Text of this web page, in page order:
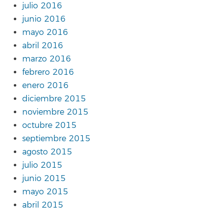
julio 2016
junio 2016
mayo 2016
abril 2016
marzo 2016
febrero 2016
enero 2016
diciembre 2015
noviembre 2015
octubre 2015
septiembre 2015
agosto 2015
julio 2015
junio 2015
mayo 2015
abril 2015